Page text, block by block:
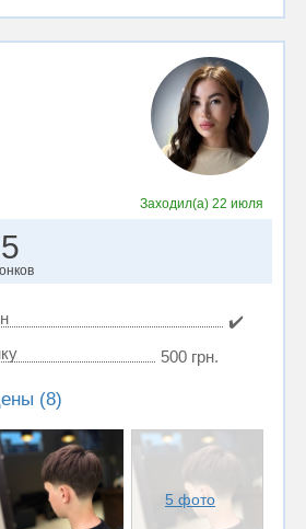
Заходил(а)22 июля
5
✔️
500 грн.
(8)
5 фото